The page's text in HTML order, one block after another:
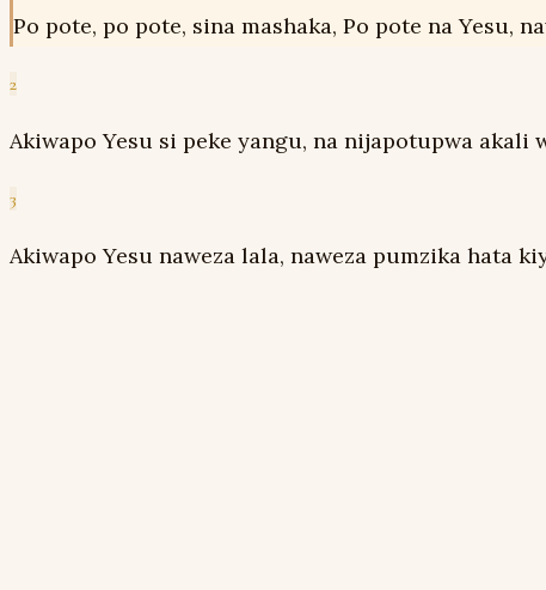
Po pote, po pote, sina mashaka, Po pote na Yesu,
2
Akiwapo Yesu si peke yangu, na nijapotupwa akali
3
Akiwapo Yesu naweza lala, naweza pumzika hata